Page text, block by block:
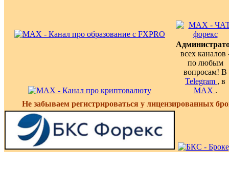
всех каналов
по любым
вопросам! В
Telegram , в
MAX .
Не забываем регистрироваться у лицензированных